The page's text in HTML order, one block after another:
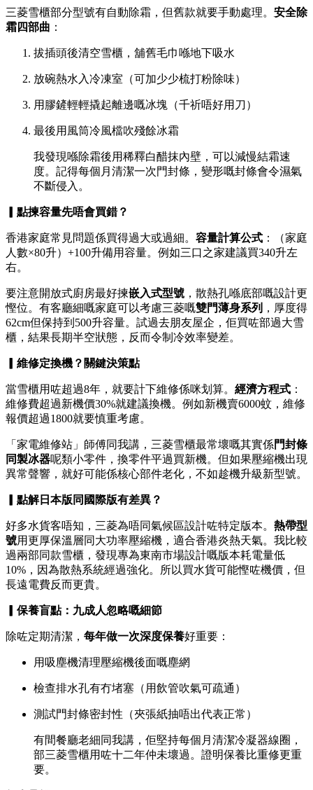
三菱雪櫃部分型號有自動除霜，但舊款就要手動處理。 安全除
霜四部曲 ：
拔插頭後清空雪櫃，舖舊毛巾喺地下吸水
放碗熱水入冷凍室（可加少少梳打粉除味）
用膠鏟輕輕撬起離邊嘅冰塊（千祈唔好用刀）
最後用風筒冷風檔吹殘餘冰霜
我發現喺除霜後用稀釋白醋抹內壁，可以減慢結霜速
度。記得每個月清潔一次門封條，變形嘅封條會令濕氣
不斷侵入。
▎點揀容量先唔會買錯？
香港家庭常見問題係買得過大或過細。 容量計算公式 ：（家庭
人數×80升）+100升備用容量。例如三口之家建議買340升左
右。
要注意開放式廚房最好揀嵌入式型號 ，散熱孔喺底部嘅設計更
慳位。有客廳細嘅家庭可以考慮三菱嘅雙門薄身系列 ，厚度得
62cm但保持到500升容量。試過去朋友屋企，佢買咗部過大雪
櫃，結果長期半空狀態，反而令制冷效率變差。
▎維修定換機？關鍵決策點
當雪櫃用咗超過8年，就要計下維修係咪划算。 經濟方程式 ：
維修費超過新機價30%就建議換機。例如新機賣6000蚊，維修
報價超過1800就要慎重考慮。
「家電維修站」師傅同我講，三菱雪櫃最常壞嘅其實係門封條
同製冰器呢類小零件，換零件平過買新機。但如果壓縮機出現
異常聲響，就好可能係核心部件老化，不如趁機升級新型號。
▎點解日本版同國際版有差異？
好多水貨客唔知，三菱為唔同氣候區設計咗特定版本。 熱帶型
號用更厚保溫層同大功率壓縮機，適合香港炎熱天氣。我比較
過兩部同款雪櫃，發現專為東南市場設計嘅版本耗電量低
10%，因為散熱系統經過強化。所以買水貨可能慳咗機價，但
長遠電費反而更貴。
▎保養盲點：九成人忽略嘅細節
除咗定期清潔， 每年做一次深度保養好重要：
用吸塵機清理壓縮機後面嘅塵網
檢查排水孔有冇堵塞（用飲管吹氣可疏通）
測試門封條密封性（夾張紙抽唔出代表正常）
有間餐廳老細同我講，佢堅持每個月清潔冷凝器線圈，
部三菱雪櫃用咗十二年仲未壞過。證明保養比重修更重
要。